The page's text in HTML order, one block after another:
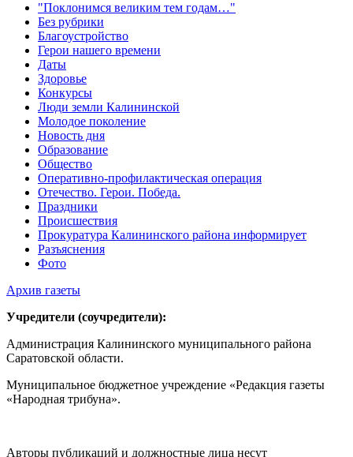
"Поклонимся великим тем годам…"
Без рубрики
Благоустройство
Герои нашего времени
Даты
Здоровье
Конкурсы
Люди земли Калининской
Молодое поколение
Новость дня
Образование
Общество
Оперативно-профилактическая операция
Отечество. Герои. Победа.
Праздники
Происшествия
Прокуратура Калининского района информирует
Разъяснения
Фото
Архив газеты
Учредители (соучредители):
Администрация Калининского муниципального района
Саратовской области.
Муниципальное бюджетное учреждение «Редакция газеты
«Народная трибуна».
Авторы публикаций и должностные лица несут